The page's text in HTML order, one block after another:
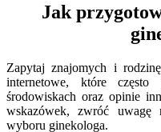
Jak
Zapytaj znajomych i
internetowe, które często
środowiskach oraz opinie
wskazówek, zwróć uwagę
wyboru ginekologa.